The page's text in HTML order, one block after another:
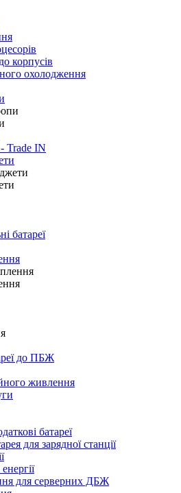
корпусів
охолодження
Trade IN
батареї
до ПБЖ
живлення
батареї
для зарядної станції
для серверних ДБЖ